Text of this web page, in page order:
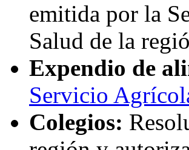
emitida por la
Salud de la
Expendio de
Servicio
Colegios: